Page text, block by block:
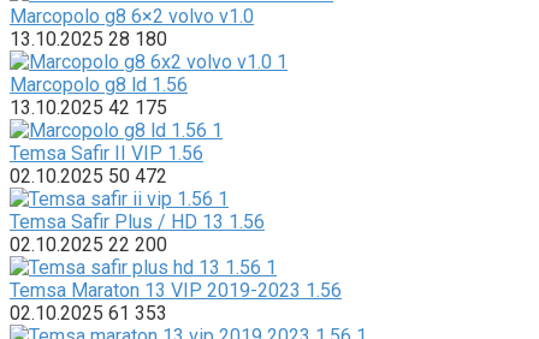
Marcopolo g8 6×2 volvo v1.0
13.10.2025 28 180
Marcopolo g8 ld 1.56
13.10.2025 42 175
Temsa Safir II VIP 1.56
02.10.2025 50 472
Temsa Safir Plus / HD 13 1.56
02.10.2025 22 200
Temsa Maraton 13 VIP 2019-2023 1.56
02.10.2025 61 353